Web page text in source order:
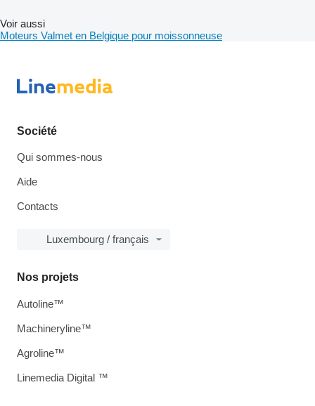
Voir aussi
Moteurs Valmet en Belgique pour moissonneuse
Société
Qui sommes-nous
Aide
Contacts
Luxembourg / français
Nos projets
Autoline™
Machineryline™
Agroline™
Linemedia Digital ™